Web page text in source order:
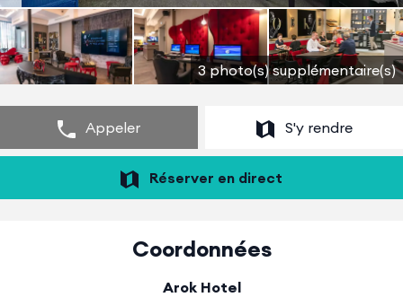
3 photo(s) supplémentaire(s)
Appeler S'y rendre
Réserver en direct
Coordonnées
Arok Hotel